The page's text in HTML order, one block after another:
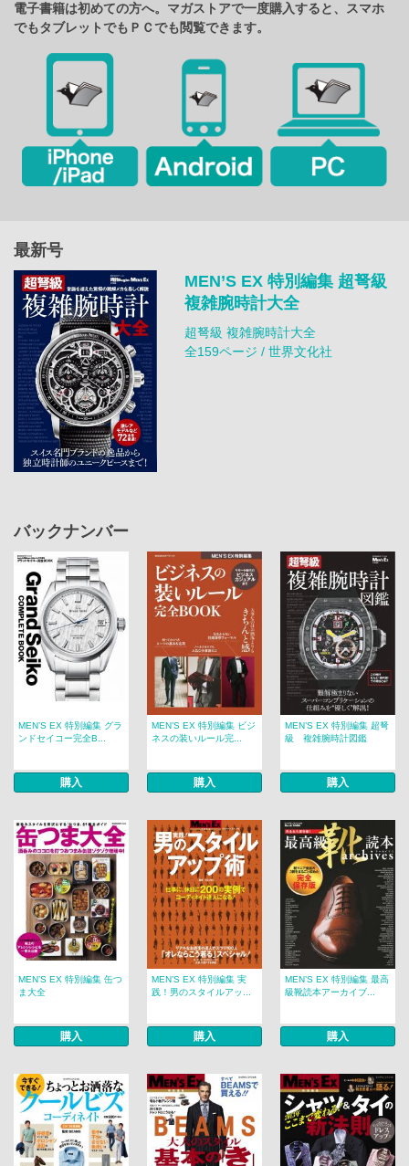
電子書籍は初めての方へ。マガストアで一度購入すると、スマホ
でもタブレットでもＰＣでも閲覧できます。
最新号
MEN’S EX 特別編集 超弩級
複雑腕時計大全
超弩級 複雑腕時計大全
全159ページ / 世界文化社
バックナンバー
MEN’S EX 特別編集 グラ
ンドセイコー完全B...
購入
MEN’S EX 特別編集 ビジ
ネスの装いルール完...
購入
MEN’S EX 特別編集 超弩
級 複雑腕時計図鑑
購入
MEN’S EX 特別編集 缶つ
ま大全
購入
MEN’S EX 特別編集 実
践！男のスタイルアッ...
購入
MEN’S EX 特別編集 最高
級靴読本アーカイブ...
購入